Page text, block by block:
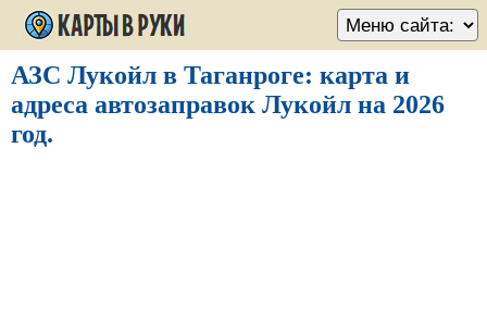
АЗС Лукойл в Таганроге: карта и
адреса автозаправок Лукойл на 2026
год.